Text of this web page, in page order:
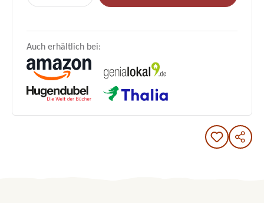
Auch erhältlich bei: